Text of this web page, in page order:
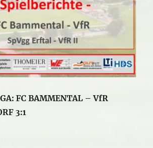
FC BAMMENTAL – VfR
3:1